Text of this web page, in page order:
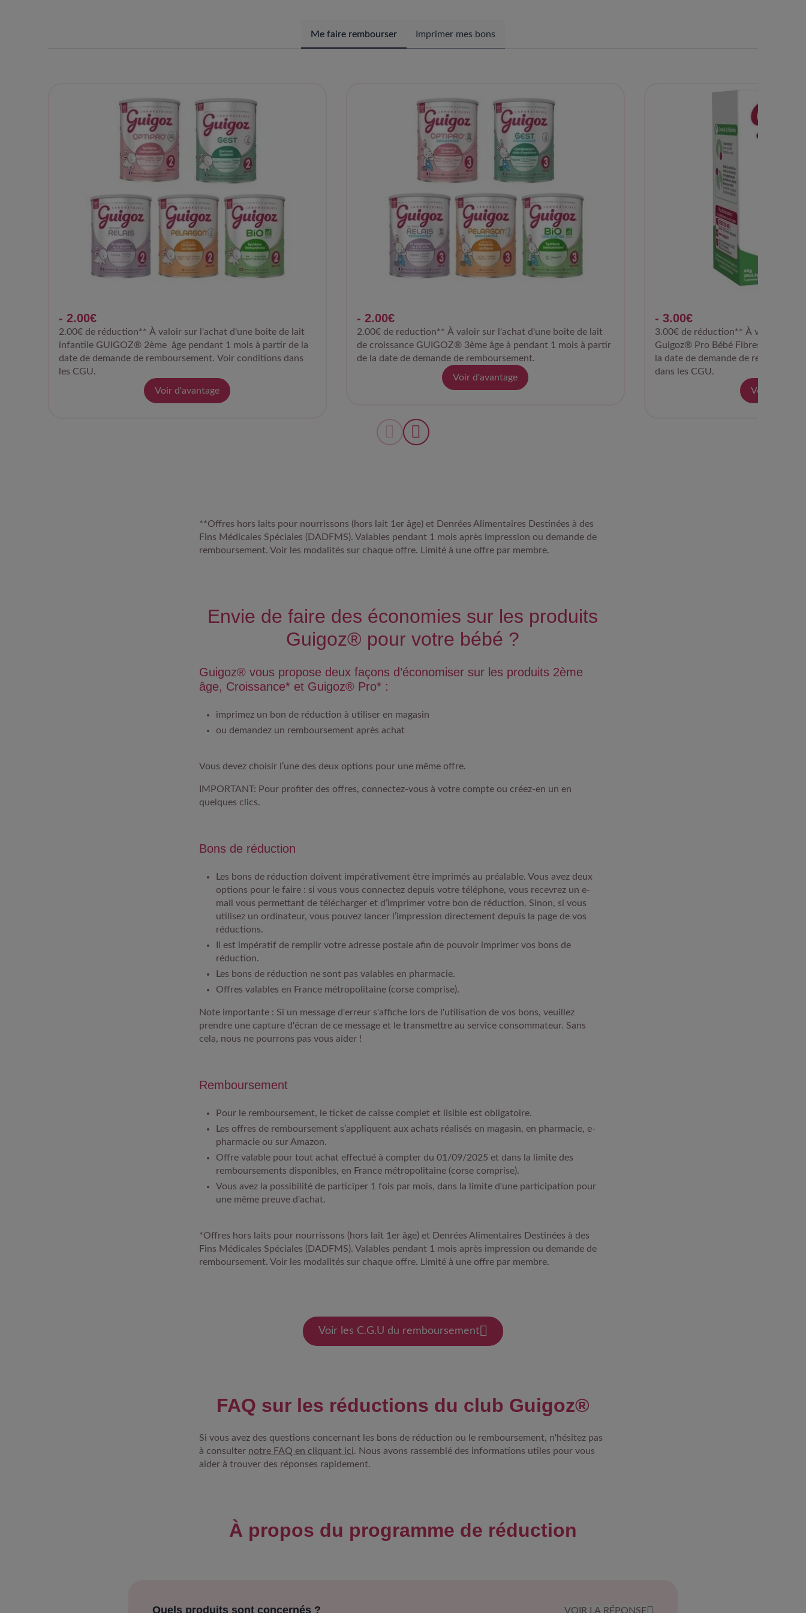
Me faire rembourser Imprimer mes bons​
- 2.00€
2.00€ de réduction** À valoir sur l'achat d'une boite de lait
infantile GUIGOZ® 2ème âge pendant 1 mois à partir de la
date de demande de remboursement. Voir conditions dans
les CGU.
Voir d'avantage
- 2.00€
2.00€ de reduction** À valoir sur l'achat d'une boite de lait
de croissance GUIGOZ® 3ème âge à pendant 1 mois à partir
de la date de demande de remboursement.
Voir d'avantage
- 3.00€
3.00€ de réduction** À valoir sur
Guigoz® Pro Bébé Fibres Fos Gos
la date de demande de
dans les CGU.
Voir
**Offres hors laits pour nourrissons (hors lait 1er âge) et Denrées Alimentaires Destinées à des
Fins Médicales Spéciales (DADFMS). Valables pendant 1 mois après impression ou demande de
remboursement. Voir les modalités sur chaque offre. Limité à une offre par membre.
Envie de faire des économies sur les produits
Guigoz® pour votre bébé ?​
Guigoz® vous propose deux façons d’économiser sur les produits 2ème
âge, Croissance* et Guigoz® Pro* :​
imprimez un bon de réduction à utiliser en magasin​
ou demandez un remboursementaprès achat​
Vous devez choisir l’une des deux options pour une même offre.​
​IMPORTANT: Pour profiter des offres, connectez-vous à votre compte ou créez-en un en
quelques clics.
Bons de réduction
Les bons de réduction doivent impérativement être imprimés au préalable. Vous avez deux
options pour le faire : si vous vous connectez depuis votre téléphone, vous recevrez un e-
mail vous permettant de télécharger et d’imprimer votre bon de réduction. Sinon, si vous
utilisez un ordinateur, vous pouvez lancer l’impression directement depuis la page de vos
réductions.
Il est impératif de remplir votre adresse postaleafin de pouvoir imprimer vos bons de
réduction.
Les bons de réduction ne sont pas valables en pharmacie.
Offres valables en France métropolitaine (corse comprise).
Note importante : Si un message d'erreur s'affiche lors de l'utilisation de vos bons, veuillez
prendre une capture d'écran de ce message et le transmettre au service consommateur. Sans
cela, nous ne pourrons pas vous aider !
Remboursement
​Pour le remboursement, le ticket de caisse complet et lisible est obligatoire.​
Les offres de remboursement s’appliquent aux achats réalisés en magasin, en pharmacie, e-
pharmacie ou sur Amazon.​
Offre valable pour tout achat effectué à compter du 01/09/2025 et dans la limite des
remboursements disponibles, en France métropolitaine (corse comprise).
Vous avez la possibilité de participer 1 fois par mois, dans la limite d'une participation pour
une même preuve d'achat.
*Offres hors laits pour nourrissons (hors lait 1er âge) et Denrées Alimentaires Destinées à des
Fins Médicales Spéciales (DADFMS). Valables pendant 1 mois après impression ou demande de
remboursement. Voir les modalités sur chaque offre. Limité à une offre par membre.
Voir les C.G.U du remboursement
FAQ sur les réductions du club Guigoz®
Si vous avez des questions concernant les bons de réduction ou le remboursement, n'hésitez pas
à consulter notre FAQ en cliquant ici. Nous avons rassemblé des informations utiles pour vous
aider à trouver des réponses rapidement.
À propos du programme de réduction
Quels produits sont concernés ? VOIR LA RÉPONSE